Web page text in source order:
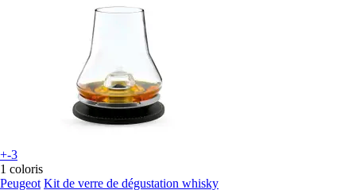
+-3
1 coloris
Peugeot Kit de verre de dégustation whisky